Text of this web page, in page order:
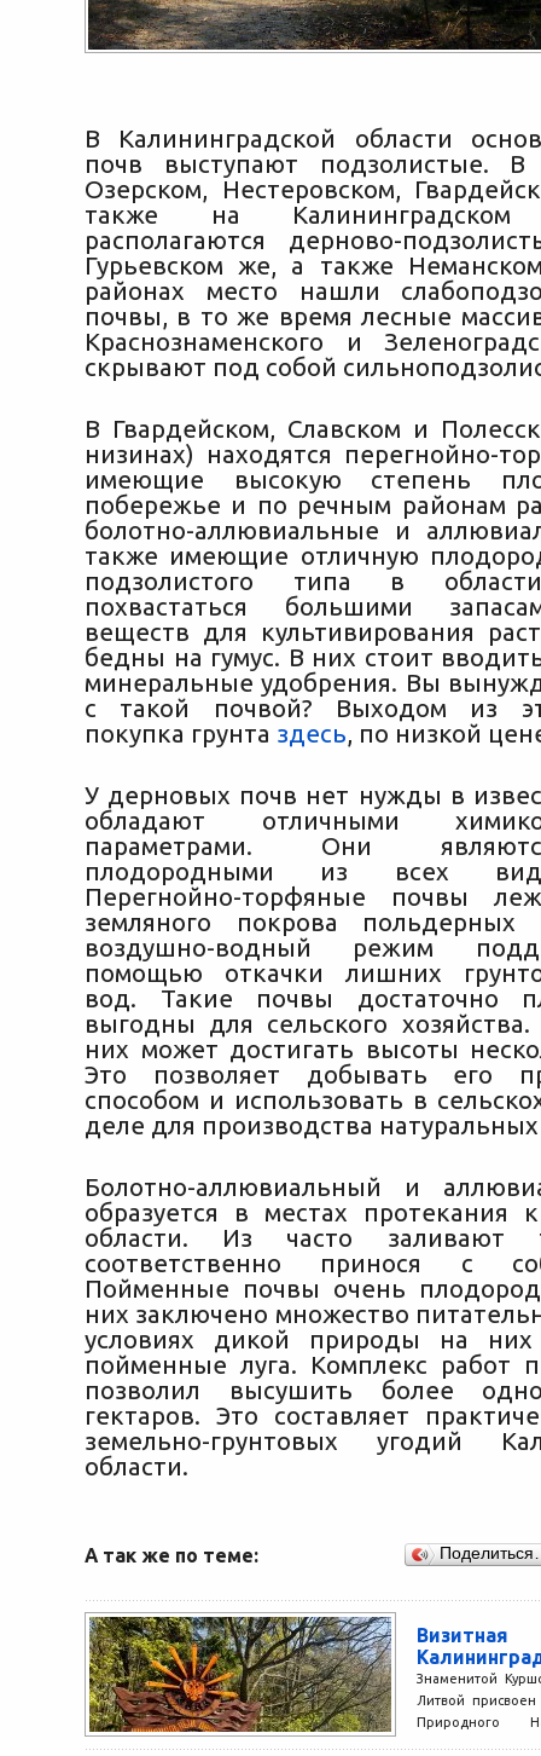
В Калининградской области
почв выступают подзолистые. В
Озерском, Нестеровском,
также на Калининградском
располагаются дерново-
Гурьевском же, а также
районах место нашли
почвы, в то же время лесные
Краснознаменского и
скрывают под собой
В Гвардейском, Славском и
низинах) находятся перегнойно-
имеющие высокую степень
побережье и по речным районам
болотно-аллювиальные и
также имеющие отличную
подзолистого типа в
похвастаться большими
веществ для культивирования
бедны на гумус. В них стоит
минеральные удобрения. Вы
с такой почвой? Выходом из
покупка грунта здесь, по низкой
У дерновых почв нет нужды в
обладают отличными химико-
параметрами. Они
плодородными из всех
Перегнойно-торфяные почвы
земляного покрова польдерных
воздушно-водный режим
помощью откачки лишних
вод. Такие почвы достаточно
выгодны для сельского
них может достигать высоты
Это позволяет добывать его
способом и использовать в
деле для производства
Болотно-аллювиальный и
образуется в местах протекания
области. Из часто заливают
соответственно принося с
Пойменные почвы очень
них заключено множество
условиях дикой природы на них
пойменные луга. Комплекс работ
позволил высушить более
гектаров. Это составляет
земельно-грунтовых угодий
области.
А так же по теме:
Знаменитой
Литвой присвоен
Природного